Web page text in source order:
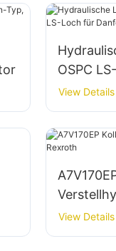
OSPC
Danfoss
View Details
Rexroth
View Details